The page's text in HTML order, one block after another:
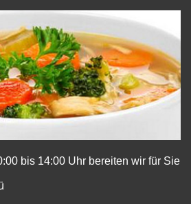
bis 14:00 Uhr bereiten wir für Sie